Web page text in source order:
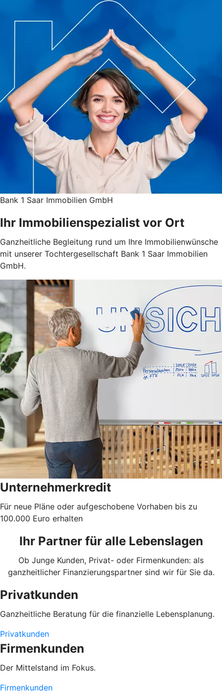
Bank 1 Saar Immobilien GmbH
Ihr Immobilienspezialist vor Ort
Ganzheitliche Begleitung rund um Ihre Immobilienwünsche
mit unserer Tochtergesellschaft Bank 1 Saar Immobilien
GmbH.
Unternehmerkredit
Für neue Pläne oder aufgeschobene Vorhaben bis zu
100.000 Euro erhalten
Ihr Partner für alle Lebenslagen
Ob Junge Kunden, Privat- oder Firmenkunden: als
ganzheitlicher Finanzierungspartner sind wir für Sie da.
Privatkunden
Ganzheitliche Beratung für die finanzielle Lebensplanung.
Privatkunden
Firmenkunden
Der Mittelstand im Fokus.
Firmenkunden